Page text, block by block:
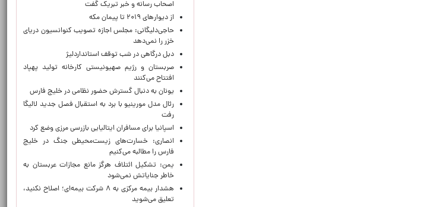
اصحاب رسانه و خبر تبریک گفت
از دیوارهای ۲۰۱۹ تا پیمان مکه
حاجی‌دلیگانی: مجلس اجازه تصویب کنوانسیون دریای
خزر را نمی‌دهد
دبل درگاهی در شب توقف استانداردلیژ
صربستان و رژیم صهیونیستی کارخانه تولید پهپاد
افتتاح می‌کنند
یونان به دنبال گسترش حضور نظامی در خلیج فارس
رئال مدل مورینیو با برد به استقبال فصل جدید لالیگا
رفت
اسپانیا برای مسافران ایتالیایی بازرسی مرزی وضع کرد
انصاری: خسارت‌های زیست‌محیطی جنگ در خلیج
فارس را مطالبه‌ می‌کنیم
یمن: تشکیل ائتلاف هرگز مانع مجازات عربستان به
خاطر جنایاتش نمی‌شود
هشدار بیمه مرکزی به ۸ شرکت بیمه‌ای؛ اصلاح نکنید،
تعلیق می‌شوید